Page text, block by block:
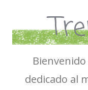
dedicado al